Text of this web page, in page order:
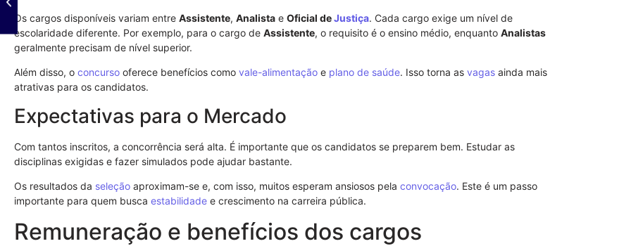
Os cargos disponíveis variam entre Assistente, Analista e Oficial deJustiça. Cada cargo exige um nível de
escolaridade diferente. Por exemplo, para o cargo de Assistente, o requisito é o ensino médio, enquanto Analistas
geralmente precisam de nível superior.
Além disso, o concurso oferece benefícios como vale-alimentação e plano de saúde. Isso torna as vagas ainda mais
atrativas para os candidatos.
Expectativas para o Mercado
Com tantos inscritos, a concorrência será alta. É importante que os candidatos se preparem bem. Estudar as
disciplinas exigidas e fazer simulados pode ajudar bastante.
Os resultados da seleção aproximam-se e, com isso, muitos esperam ansiosos pela convocação. Este é um passo
importante para quem busca estabilidade e crescimento na carreira pública.
Remuneração e benefícios dos cargos